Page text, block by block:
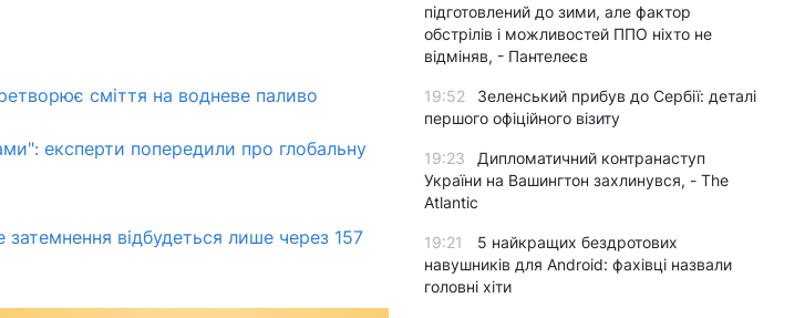
сміття на водневе паливо
експерти попередили про глобальну
відбудеться лише через 157
підготовлений до зими, але фактор
обстрілів і можливостей ППО ніхто не
відміняв, - Пантелеєв
19:52
Зеленський прибув до Сербії: деталі
першого офіційного візиту
19:23
Дипломатичний контранаступ
України на Вашингтон захлинувся, - The
Atlantic
19:21
5 найкращих бездротових
навушників для Android: фахівці назвали
головні хіти